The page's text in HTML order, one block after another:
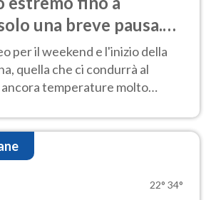
una breve pausa.
per il weekend e l'inizio della
quella che ci condurrà al
temperature molto
22° 34°